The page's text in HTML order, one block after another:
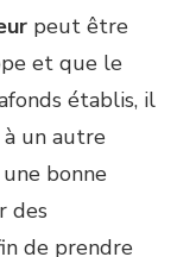
peut être
et que le
établis, il
un autre
bonne
des
de prendre